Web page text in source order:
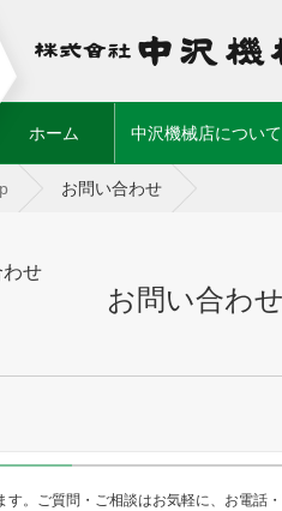
ホーム (current)中沢機械店について
お問い合わせ
わせ
お問い合わ
す。ご質問・ご相談はお気軽に、お電話